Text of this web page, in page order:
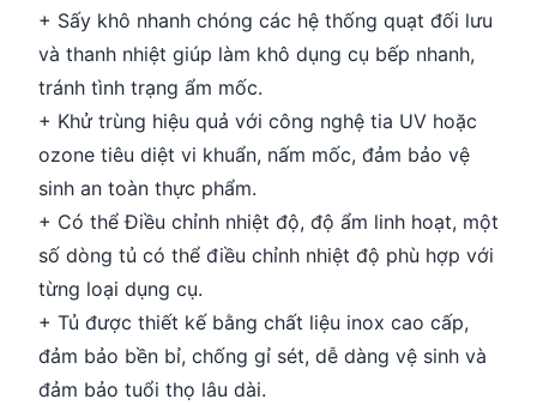
+ Sấy khô nhanh chóng các hệ thống quạt đối lưu
và thanh nhiệt giúp làm khô dụng cụ bếp nhanh,
tránh tình trạng ẩm mốc.
+ Khử trùng hiệu quả với công nghệ tia UV hoặc
ozone tiêu diệt vi khuẩn, nấm mốc, đảm bảo vệ
sinh an toàn thực phẩm.
+ Có thể Điều chỉnh nhiệt độ, độ ẩm linh hoạt, một
số dòng tủ có thể điều chỉnh nhiệt độ phù hợp với
từng loại dụng cụ.
+ Tủ được thiết kế bằng chất liệu inox cao cấp,
đảm bảo bền bỉ, chống gỉ sét, dễ dàng vệ sinh và
đảm bảo tuổi thọ lâu dài.